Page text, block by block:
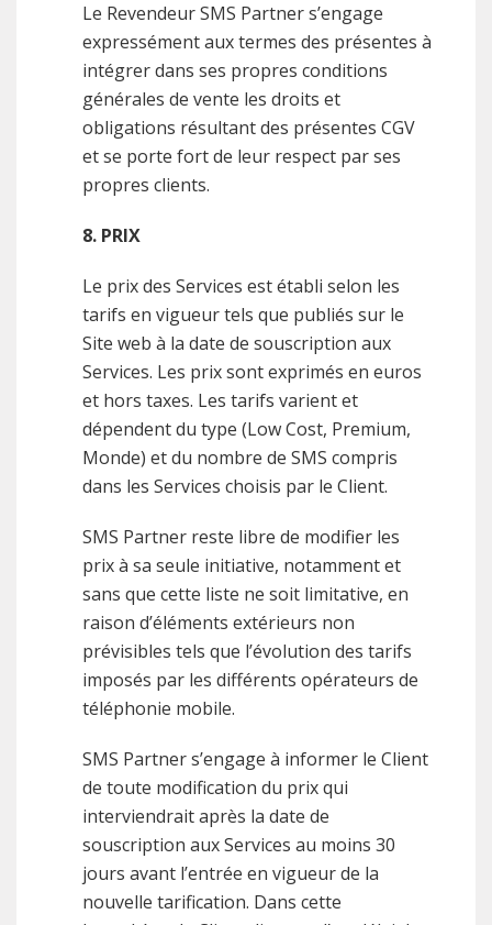
Le Revendeur SMS Partner s’engage
expressément aux termes des présentes à
intégrer dans ses propres conditions
générales de vente les droits et
obligations résultant des présentes CGV
et se porte fort de leur respect par ses
propres clients.
8. PRIX
Le prix des Services est établi selon les
tarifs en vigueur tels que publiés sur le
Site web à la date de souscription aux
Services. Les prix sont exprimés en euros
et hors taxes. Les tarifs varient et
dépendent du type (Low Cost, Premium,
Monde) et du nombre de SMS compris
dans les Services choisis par le Client.
SMS Partner reste libre de modifier les
prix à sa seule initiative, notamment et
sans que cette liste ne soit limitative, en
raison d’éléments extérieurs non
prévisibles tels que l’évolution des tarifs
imposés par les différents opérateurs de
téléphonie mobile.
SMS Partner s’engage à informer le Client
de toute modification du prix qui
interviendrait après la date de
souscription aux Services au moins 30
jours avant l’entrée en vigueur de la
nouvelle tarification. Dans cette